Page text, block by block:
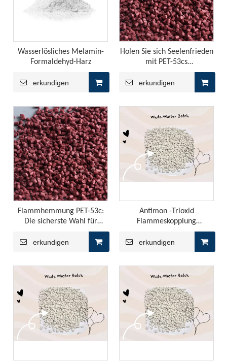
Die Produktion von PP -Blatt verwendet normalerweise
Wasserlösliches Melamin-
Formaldehyd-Harz
erkundigen
Holen Sie sich Seelenfrieden
mit PET-53cs
feuerretillierenden
Eigenschaften
erkundigen
Flammhemmung PET-53c:
Die sicherste Wahl für
künstliche Perücken
erkundigen
Antimon -Trioxid
Flammeskopplung
Masterbatch Compound: Die
Zukunft der Brandsicherheit
erkundigen